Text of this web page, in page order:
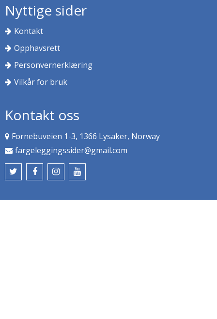
Nyttige sider
Kontakt
Opphavsrett
Personvernerklæring
Vilkår for bruk
Kontakt oss
Fornebuveien 1-3, 1366 Lysaker, Norway
fargeleggingssider@gmail.com